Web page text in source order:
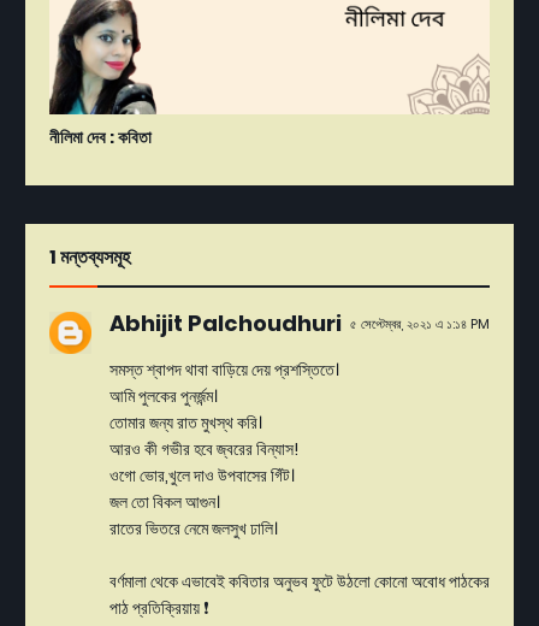
নীলিমা দেব : কবিতা
1 মন্তব্যসমূহ
Abhijit Palchoudhuri ৫ সেপ্টেম্বর, ২০২১ এ ১:১৪ PM
সমস্ত শ্বাপদ থাবা বাড়িয়ে দেয় প্রশস্তিতে।
আমি পুলকের পুনর্জন্ম।
তোমার জন্য রাত মুখস্থ করি।
আরও কী গভীর হবে জ্বরের বিন্যাস!
ওগো ভোর,খুলে দাও উপবাসের গিঁট।
জল তো বিকল আগুন।
রাতের ভিতরে নেমে জলসুখ ঢালি।
বর্ণমালা থেকে এভাবেই কবিতার অনুভব ফুটে উঠলো কোনো অবোধ পাঠকের
পাঠ প্রতিক্রিয়ায় ❗